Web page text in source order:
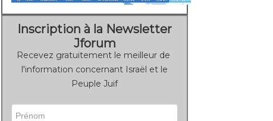
Inscription à la Newsletter
Jforum
Recevez gratuitement le meilleur de
l'information concernant Israël et le
Peuple Juif